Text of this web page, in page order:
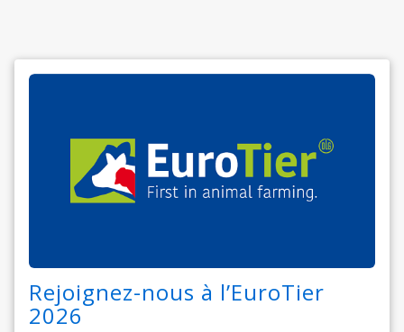
Rejoignez-nous à l’EuroTier
2026